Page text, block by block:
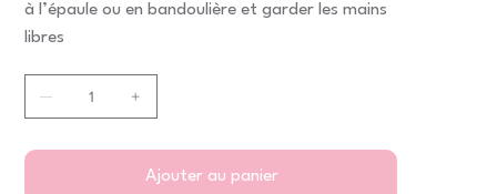
à l’épaule ou en bandoulière et garder les mains
libres
Ajouter au panier